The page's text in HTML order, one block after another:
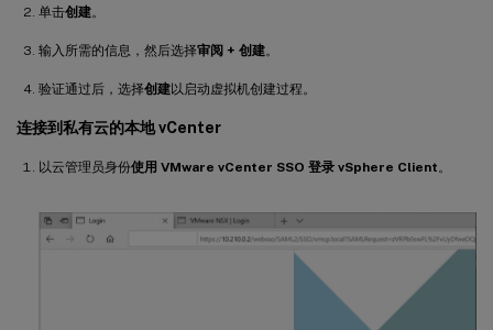
单击创建。
输入所需的信息，然后选择审阅 + 创建。
验证通过后，选择创建以启动虚拟机创建过程。
连接到私有云的本地 vCenter
以云管理员身份使用 VMware vCenter SSO 登录 vSphere Client。